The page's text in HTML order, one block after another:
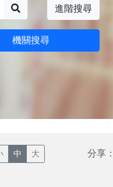
進階搜尋
機關搜尋
中 大 分享：